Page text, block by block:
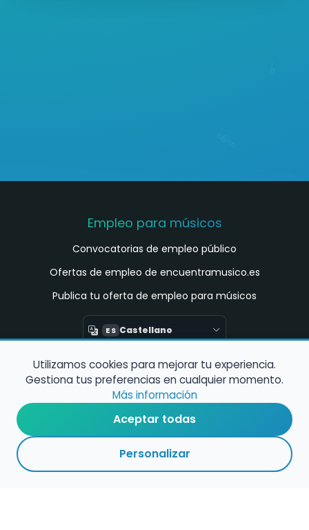
Empleo para músicos
Convocatorias de empleo público
Ofertas de empleo de encuentramusico.es
Publica tu oferta de empleo para músicos
ES Castellano
Encuentra Músico
Buscador de Músicos
Encuentra Pianista Acompañante
Asesoría para músicos y docentes
Utilizamos cookies para mejorar tu experiencia.
Gestiona tus preferencias en cualquier momento.
Más información
Aceptar todas
Personalizar